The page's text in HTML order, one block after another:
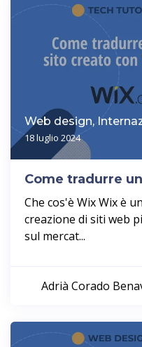
Web design,
18 luglio 2024
Come tradurre
Che cos'è Wix Wix è
creazione di siti web
sul mercat...
Adrià Corado